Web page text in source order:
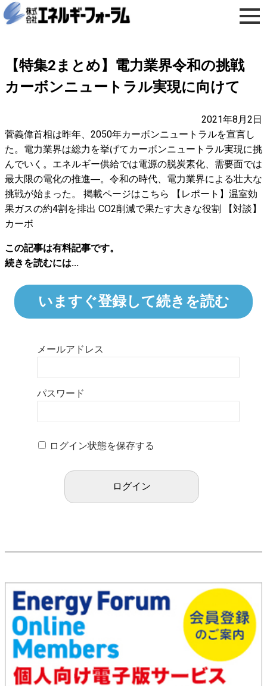
【特集2まとめ】電力業界令和の挑戦
カーボンニュートラル実現に向けて
2021年8月2日
菅義偉首相は昨年、2050年カーボンニュートラルを宣言し
た。電力業界は総力を挙げてカーボンニュートラル実現に挑
んでいく。エネルギー供給では電源の脱炭素化、需要面では
最大限の電化の推進―。令和の時代、電力業界による壮大な
挑戦が始まった。 掲載ページはこちら 【レポート】温室効
果ガスの約4割を排出 CO2削減で果たす大きな役割 【対談】
カーボ
この記事は有料記事です。
続きを読むには...
いますぐ登録して続きを読む
メールアドレス
パスワード
ログイン状態を保存する